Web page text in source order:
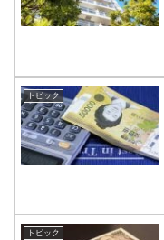
トピック
トピック